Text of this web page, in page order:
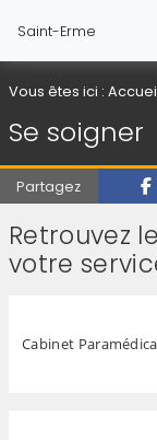
Saint-Erme
Vous êtes ici :
Se soigner
Partagez
Retrouvez
votre
Cabinet